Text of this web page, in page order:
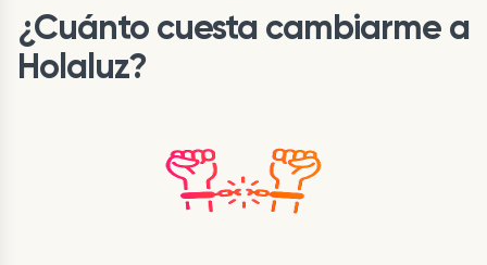
¿Cuánto cuesta cambiarme a
Holaluz?